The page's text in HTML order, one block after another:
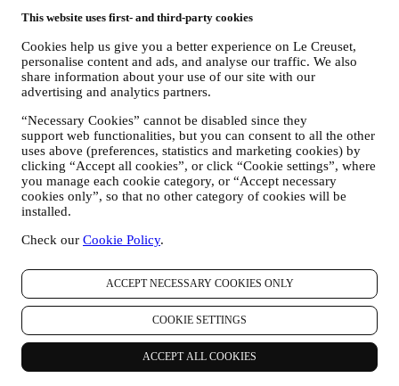
This website uses first- and third-party cookies
Cookies help us give you a better experience on Le Creuset,
personalise content and ads, and analyse our traffic. We also
share information about your use of our site with our
advertising and analytics partners.
“Necessary Cookies” cannot be disabled since they
support web functionalities, but you can consent to all the other
uses above (preferences, statistics and marketing cookies) by
clicking “Accept all cookies”, or click “Cookie settings”, where
you manage each cookie category, or “Accept necessary
cookies only”, so that no other category of cookies will be
installed.
Check our Cookie Policy.
ACCEPT NECESSARY COOKIES ONLY
COOKIE SETTINGS
ACCEPT ALL COOKIES
Creuset o nuove aperture di negozi, eventi esclusivi, concorsi,
sondaggi, dimostrazioni organizzate da Le Creuset che
potrebbero interessarvi o offerte speciali che potreste
apprezzare, incluso sulla base di talune informazioni che sono
in nostro possesso come la vostra ubicazione o la vostra
cronologia degli acquisti. Utilizzeremo i vostri dati per
comprendere meglio i vostri interessi. Ciò ci consente di
personalizzare i nostri messaggi in modo da renderli più
pertinenti e interessanti. Non sono contemplate altre finalità.
Raccogliamo inoltre statistiche rispetto all’apertura della posta
elettronica e ai click utilizzando tecnologie standard di settore
(compresi i pixel di tracciamento nelle e-mail) per aiutarci a
monitorare la nostra newsletter.
Tale trattamento si basa sul vostro consenso. La scelta di
acconsentire all’invio delle nostre comunicazioni può essere
spuntando la casella di controllo appropriata.
Revoca (Opt-out): Potete interrompere la ricezione delle nostre
comunicazioni di marketing e dei nostri aggiornamenti in qualsiasi
momento, gratuitamente, attraverso le modalità presenti nelle
comunicazioni stesse (ad esempio, cliccando sul pulsante
“Unsubscribe” (Annulla iscrizione) in fondo a qualsiasi newsletter.